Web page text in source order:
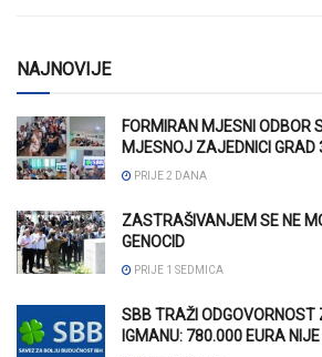
NAJNOVIJE
FORMIRAN MJESNI ODBOR
MJESNOJ ZAJEDNICI GRAD
PRIJE 2 DANA
ZASTRAŠIVANJEM SE NE
GENOCID
PRIJE 1 SEDMICA
SBB TRAŽI ODGOVORNOST
IGMANU: 780.000 EURA